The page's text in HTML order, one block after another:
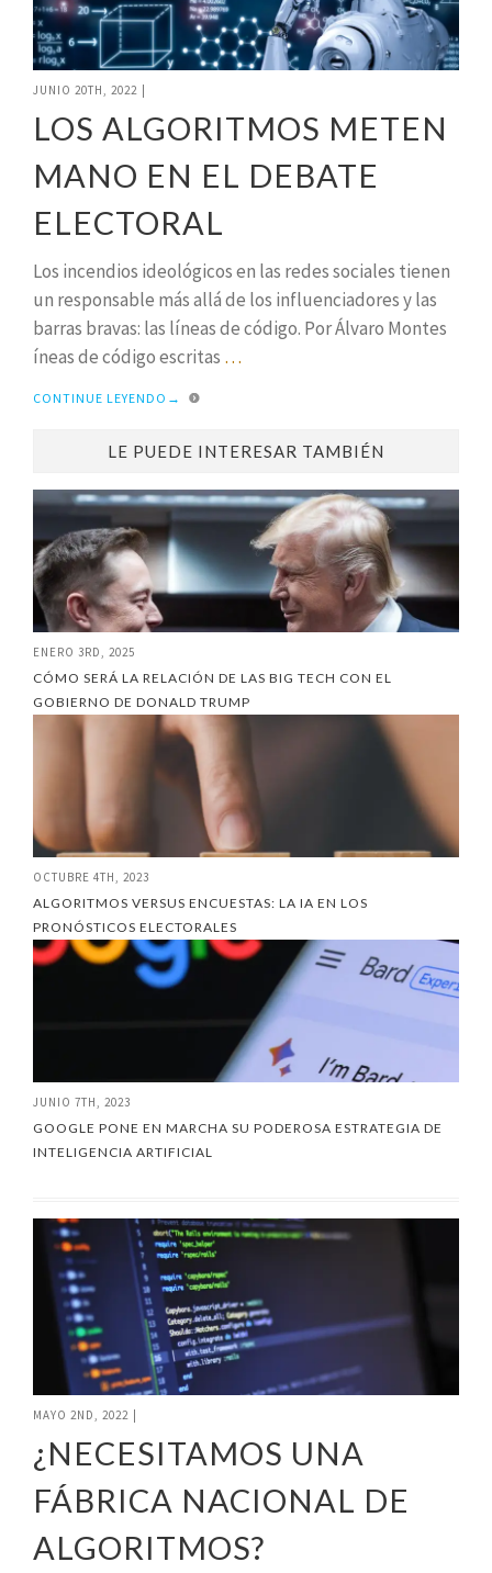
JUNIO 20TH, 2022
LOS ALGORITMOS METEN
MANO EN EL DEBATE
ELECTORAL
Los incendios ideológicos en las redes sociales tienen
un responsable más allá de los influenciadores y las
barras bravas: las líneas de código. Por Álvaro Montes
íneas de código escritas …
CONTINUE LEYENDO →
LE PUEDE INTERESAR TAMBIÉN
ENERO 3RD, 2025
CÓMO SERÁ LA RELACIÓN DE LAS BIG TECH CON EL
GOBIERNO DE DONALD TRUMP
OCTUBRE 4TH, 2023
ALGORITMOS VERSUS ENCUESTAS: LA IA EN LOS
PRONÓSTICOS ELECTORALES
JUNIO 7TH, 2023
GOOGLE PONE EN MARCHA SU PODEROSA ESTRATEGIA DE
INTELIGENCIA ARTIFICIAL
MAYO 2ND, 2022
¿NECESITAMOS UNA
FÁBRICA NACIONAL DE
ALGORITMOS?